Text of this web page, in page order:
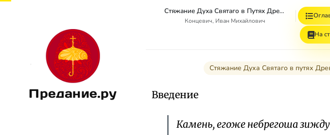
Предание.ру
Стяжание Духа Святаго в Путях Древней Руси
Концевич, Иван Михайлович
На
Стяжание Духа Святаго в путях
Введение
Камень, егоже небрегоша